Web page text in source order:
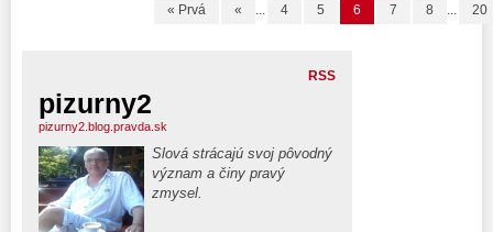
« Prvá « 4 5 6 7 8 20
RSS
pizurny2
pizurny2.blog.pravda.sk
Slová strácajú svoj pôvodný
význam a činy pravý
zmysel.